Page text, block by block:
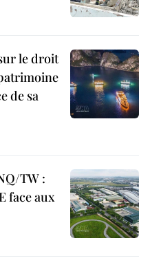
le droit
de sa
TW :
face aux